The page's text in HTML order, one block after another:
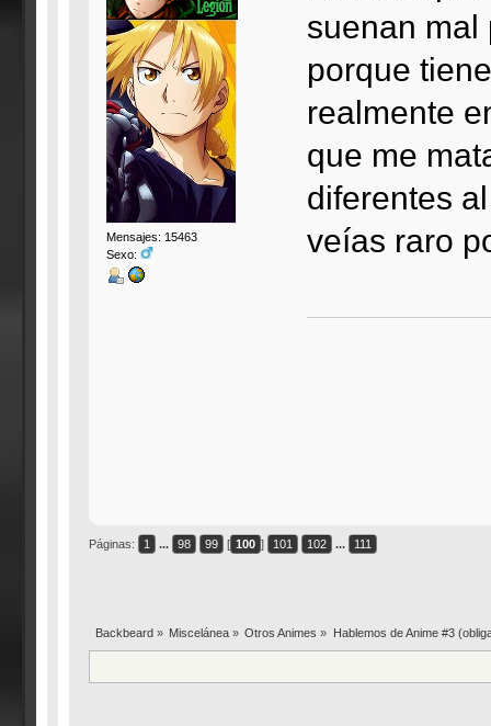
Mensajes: 15463
Sexo:
suenan mal
porque
realmente
que me
diferentes
veías raro
Páginas: 1 ... 98 99 [ 100 ] 101 102 ... 111
Backbeard» Miscelánea » Otros Animes » Hablemos de Anime #3